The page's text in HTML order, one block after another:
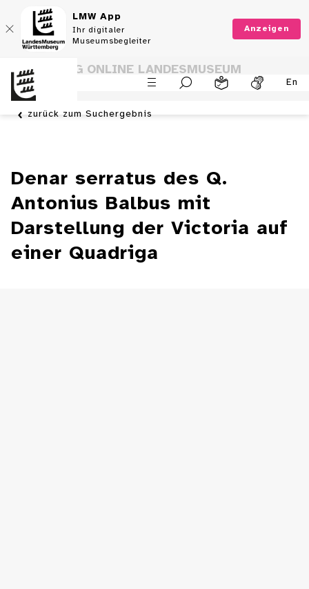
LMW App
Ihr digitaler
Museumsbegleiter
Anzeigen
En
SAMMLUNG ONLINE LANDESMUSEUM
WÜRTTEMBERG
zurück zum Suchergebnis
Denar serratus des Q.
Antonius Balbus mit
Darstellung der Victoria auf
einer Quadriga